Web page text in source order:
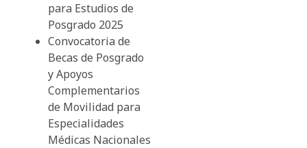
para Estudios de
Posgrado 2025
Convocatoria de
Becas de Posgrado
y Apoyos
Complementarios
de Movilidad para
Especialidades
Médicas Nacionales